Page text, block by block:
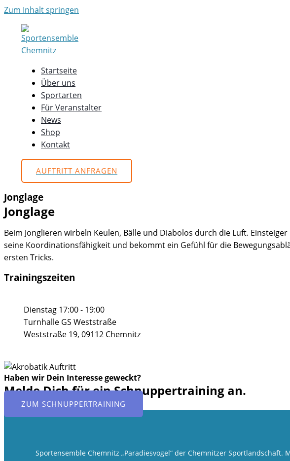
Zum Inhalt springen
Startseite
Über uns
Sportarten
Für Veranstalter
News
Shop
Kontakt
AUFTRITT ANFRAGEN
Jonglage
Jonglage
Beim Jonglieren wirbeln Keulen, Bälle und Diabolos durch die Luft.
seine Koordinationsfähigkeit und bekommt ein Gefühl für die
ersten Tricks.
Trainingszeiten
Dienstag 17:00 - 19:00
Turnhalle GS Weststraße
Weststraße 19, 09112 Chemnitz
Haben wir Dein Interesse geweckt?
Melde Dich für ein Schnuppertraining an.
ZUM SCHNUPPERTRAINING
Sportensemble Chemnitz „Paradiesvogel“ der Chemnitzer